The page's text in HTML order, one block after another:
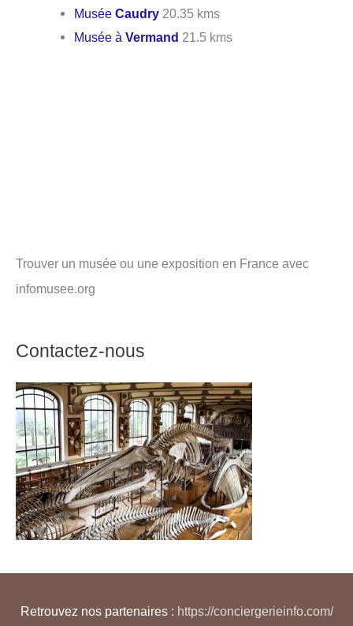
MuséeCaudry 20.35 kms
Musée àVermand 21.5 kms
Trouver un musée ou une exposition en France avec
infomusee.org
Contactez-nous
Retrouvez nos partenaires : https://conciergerieinfo.com/